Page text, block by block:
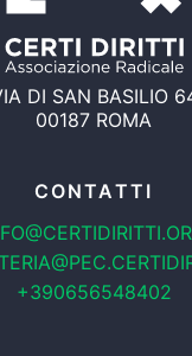
DI SAN BASILIO
00187 ROMA
CONTATTI
+390656548402